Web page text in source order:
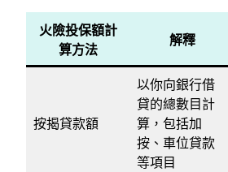
火險投保額計
算方法
解釋
按揭貸款額
以你向銀行借
貸的總數目計
算，包括加
按、車位貸款
等項目